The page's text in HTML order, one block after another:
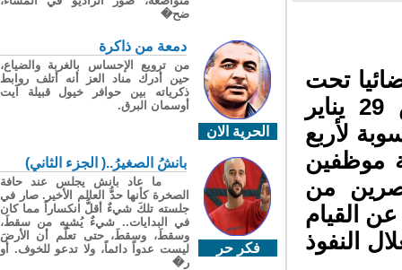
تحت
إشراف النيابة العامة المختصة، يومه الخميس 29 يناير
لأربع
من
القيام
النفوذ
ضح�
الحرية الان
دمعة من ذاكرة
من ترويع الإحساس بالغربة والضياع،
حين أدرك مناد العز أنه أتلف روابط
ذكرياته بين حوافر خيول قبيلة آيت
أوسمان البرق.
فكر حر
بانشُ الصغيرُ..( الجزء الثاني)
ما عاد بانش يجلس عند حافة
الصخرة كأنها حدُّ العالم الأخير. صار في
جلسته تلكَ شيءٌ أقلُّ انكساراً مما كان
في البدايات.. شيءٌ يُشبِه من سقطَ،
وسقطَ، وسقطَ، حتى تعلّم أن الأرضَ
ليست عدواً دائماً، ولا تدعو للخوف. أو
ر�